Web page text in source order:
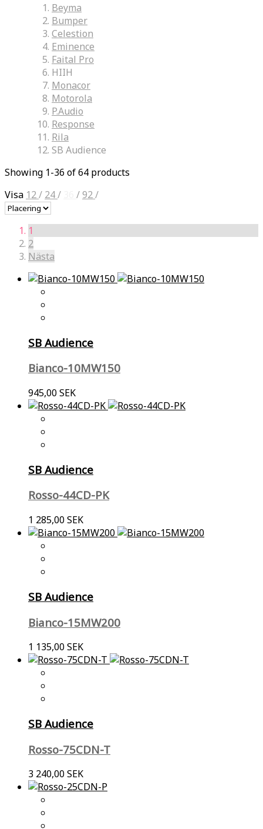
Beyma
Bumper
Celestion
Eminence
Faital Pro
HIIH
Monacor
Motorola
P.Audio
Response
Rila
SB Audience
Showing 1-36 of 64 products
Visa 12/ 24/ /92/
1
2
Nästa
SB Audience
Bianco-10MW150
945,00 SEK
SB Audience
Rosso-44CD-PK
1 285,00 SEK
SB Audience
Bianco-15MW200
1 135,00 SEK
SB Audience
Rosso-75CDN-T
3 240,00 SEK